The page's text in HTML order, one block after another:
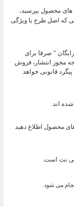
های محصول بپرسید،
که اصل طرح با ویژگی
” صرفا برای
مجوز انتشار، فروش
قانونی خواهد
اند.
محصول اطلاع دهید
نت است.
می شود.